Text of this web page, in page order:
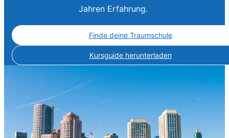
Jahren Erfahrung.
Finde deine Traumschule
Kursguide herunterladen